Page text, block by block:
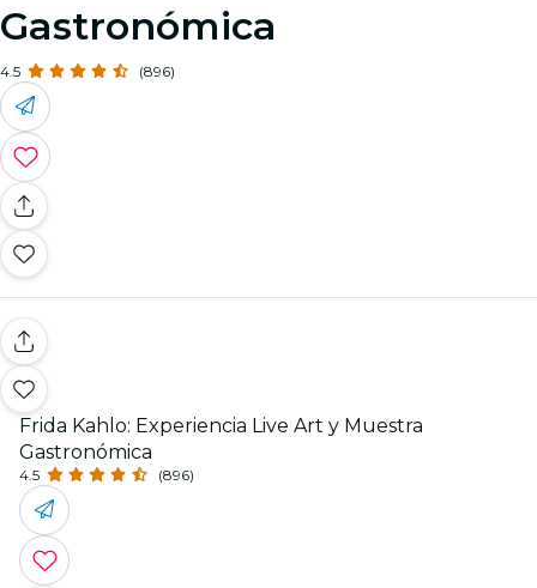
Gastronómica
4.5 (896)
Frida Kahlo: Experiencia Live Art y Muestra
Gastronómica
4.5 (896)